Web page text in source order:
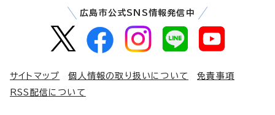
広島市公式SNS情報発信中
サイトマップ 個人情報の取り扱いについて
免責事項
RSS配信について